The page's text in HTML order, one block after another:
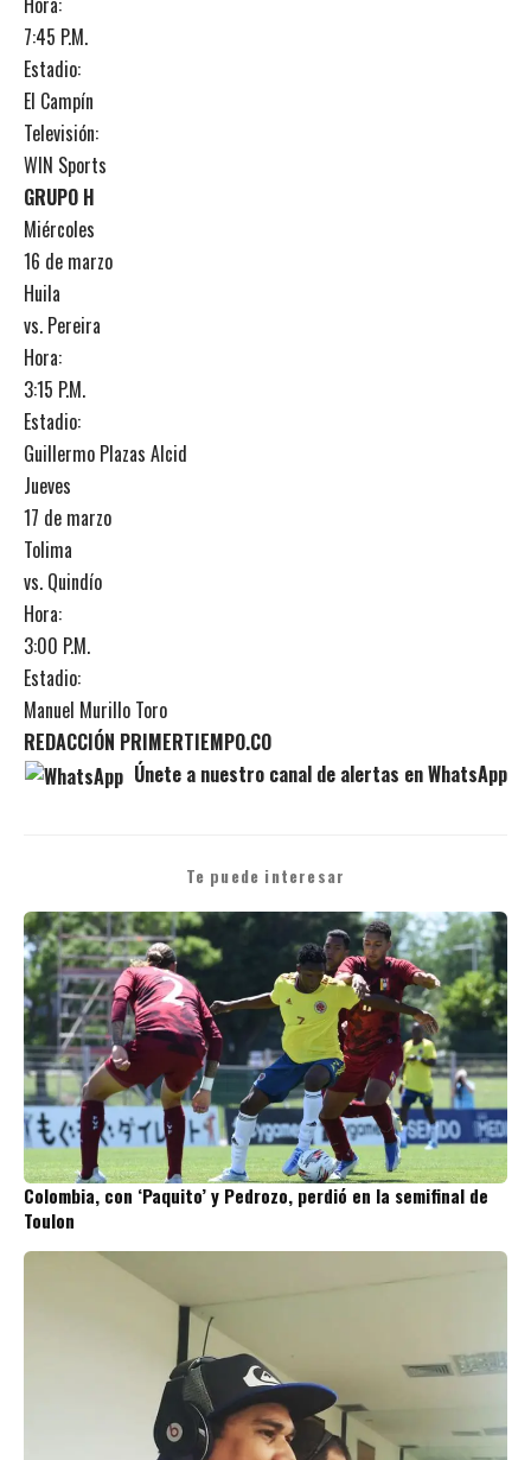
7:45 P.M.
Estadio:
El Campín
Televisión:
WIN Sports
GRUPO H
Miércoles
16 de marzo
Huila
vs. Pereira
Hora:
3:15 P.M.
Estadio:
Guillermo Plazas Alcid
Jueves
17 de marzo
Tolima
vs. Quindío
Hora:
3:00 P.M.
Estadio:
Manuel Murillo Toro
REDACCIÓN PRIMERTIEMPO.CO
Únete a nuestro canal de alertas en WhatsApp
Te puede interesar
Colombia, con ‘Paquito’ y Pedrozo, perdió en la semifinal de
Toulon